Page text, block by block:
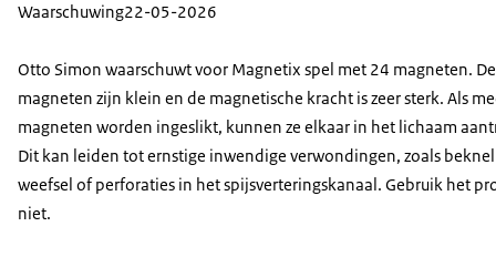
Waarschuwing22-05-2026
Otto Simon waarschuwt voor Magnetix spel met 24 magneten. De
magneten zijn klein en de magnetische kracht is zeer sterk. Als
magneten worden ingeslikt, kunnen ze elkaar in het lichaam
Dit kan leiden tot ernstige inwendige verwondingen, zoals
weefsel of perforaties in het spijsverteringskanaal. Gebruik het
niet.